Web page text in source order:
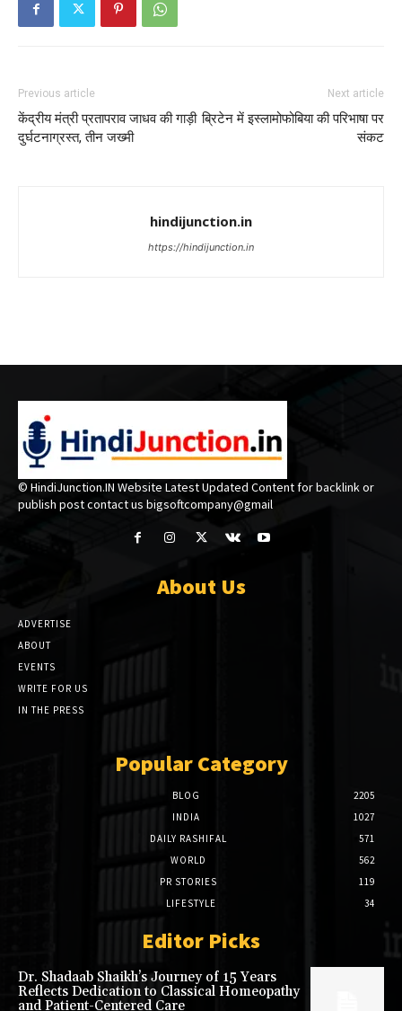
Previous article
केंद्रीय मंत्री प्रतापराव जाधव की गाड़ी
दुर्घटनाग्रस्त, तीन जख्मी
Next article
ब्रिटेन में इस्लामोफोबिया की परिभाषा पर
संकट
hindijunction.in
https://hindijunction.in
© HindiJunction.IN Website Latest Updated Content for backlink or
publish post contact us bigsoftcompany@gmail
About Us
ADVERTISE
ABOUT
EVENTS
WRITE FOR US
IN THE PRESS
Popular Category
BLOG
2205
INDIA
1027
DAILY RASHIFAL
571
WORLD
562
PR STORIES
119
LIFESTYLE
34
Editor Picks
Dr. Shadaab Shaikh’s Journey of 15 Years
Reflects Dedication to Classical Homeopathy
and Patient-Centered Care